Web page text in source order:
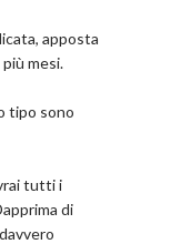
apposta
mesi.
tipo sono
tutti i
di